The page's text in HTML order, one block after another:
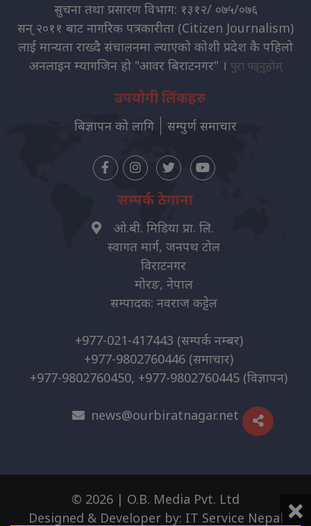
सुचना तथा प्रसारण विभाग: १३१२/ ०७५/०७६
सन् २०११ बाट नागरिक पत्रकारीता (Citizen Journalism)
लाई मान्यता राख्दै संचालनमा ल्याएको कोशी प्रदेश कै पहिलो
अनलाइन म्यागजिन हो "आवर बिराटनगर" । पुरा पढ्नुहोस्
उपयोगी लिंकहरु
बिज्ञापन को लागि सम्पुर्ण समाचार
सम्पर्क ठेगाना
ओ.बी. मिडिया प्रा. लि.
स्वागत मार्ग, जनपथ टोल
विराटनगर
मोरङ, नेपाल
सम्पादक: नवराज कट्टेल
+977-021-417443 (सम्पर्क नम्बर)
+977-9802760446 (समाचार)
+977-9802760450, +977-9802760445 (विज्ञापन)
news@ourbiratnagar.net
© 2026 | O.B. Media Pvt. Ltd
Designed & Developer by: IT Service Nepal ×